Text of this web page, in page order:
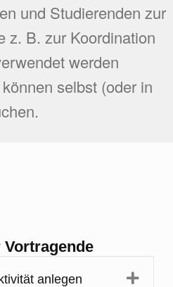
und Studierenden zur
z. B. zur Koordination
werden
selbst (oder in
anlegen